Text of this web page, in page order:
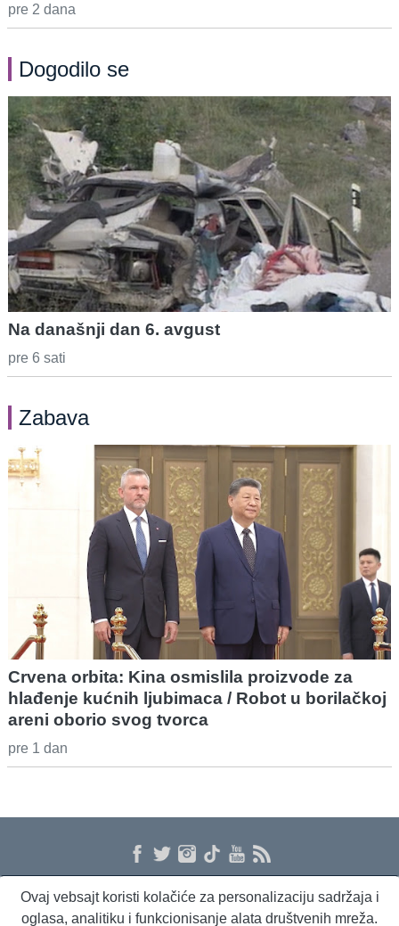
pre 2 dana
Dogodilo se
Na današnji dan 6. avgust
pre 6 sati
Zabava
Crvena orbita: Kina osmislila proizvode za
hlađenje kućnih ljubimaca / Robot u borilačkoj
areni oborio svog tvorca
pre 1 dan
O nama Proizvodi i usluge Politika privatnosti Kontakt RSS
Ovaj vebsajt koristi kolačiće za personalizaciju sadržaja i
oglasa, analitiku i funkcionisanje alata društvenih mreža.